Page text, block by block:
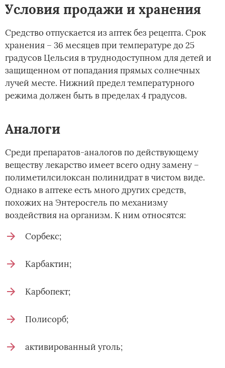
Условия продажи и хранения
Средство отпускается из аптек без рецепта. Срок
хранения – 36 месяцев при температуре до 25
градусов Цельсия в труднодоступном для детей и
защищенном от попадания прямых солнечных
лучей месте. Нижний предел температурного
режима должен быть в пределах 4 градусов.
Аналоги
Среди препаратов-аналогов по действующему
веществу лекарство имеет всего одну замену –
полиметилсилоксан полинидрат в чистом виде.
Однако в аптеке есть много других средств,
похожих на Энтеросгель по механизму
воздействия на организм. К ним относятся:
Сорбекс;
Карбактин;
Карбопект;
Полисорб;
активированный уголь;